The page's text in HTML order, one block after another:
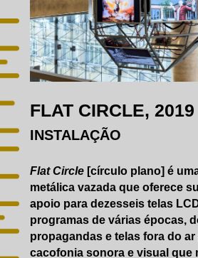
FLAT CIRCLE, 2019
INSTALAÇÃO
Flat Circle [círculo plano] é
metálica vazada que oferece
apoio para dezesseis telas
programas de várias épocas,
propagandas e telas fora do
cacofonia sonora e visual que